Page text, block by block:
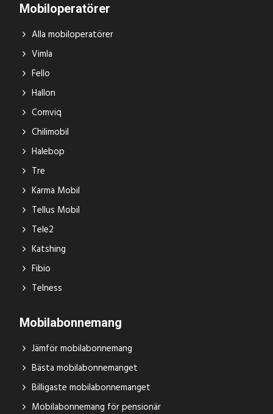
Mobiloperatörer
Alla mobiloperatörer
Vimla
Fello
Hallon
Comviq
Chilimobil
Halebop
Tre
Karma Mobil
Tellus Mobil
Tele2
Katshing
Fibio
Telness
Mobilabonnemang
Jämför mobilabonnemang
Bästa mobilabonnemanget
Billigaste mobilabonnemanget
Mobilabonnemang för pensionär